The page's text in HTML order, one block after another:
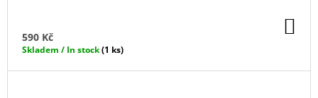
590 Kč
Skladem / In stock(1 ks)